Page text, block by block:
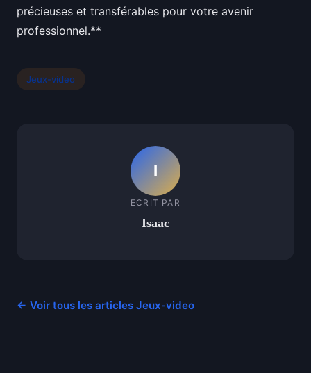
précieuses et transférables pour votre avenir
professionnel.**
Jeux-video
I
ECRIT PAR
Isaac
← Voir tous les articles Jeux-video